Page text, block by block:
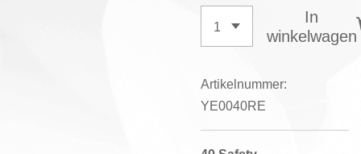
In
winkelwagen
Artikelnummer:
YE0040RE